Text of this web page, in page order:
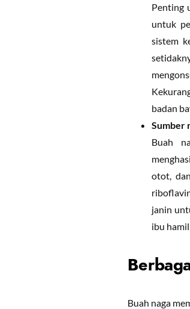
Penting
untuk
sistem
badan
Sumber
Buah
otot,
janin
ibu
Buah naga